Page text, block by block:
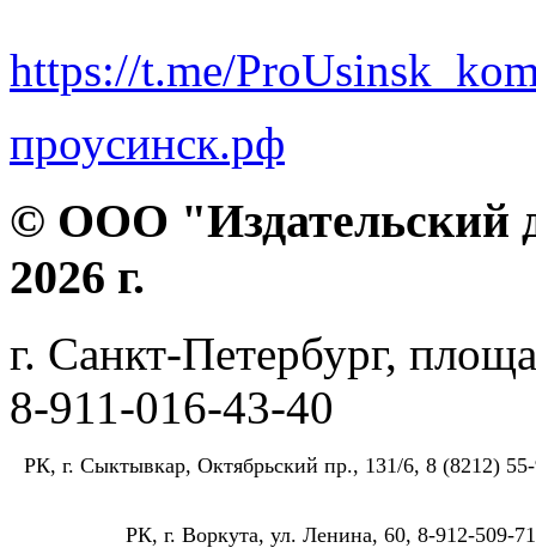
https://t.me/
проусинск.рф
© ООО "Издательский
2026 г.
г. Санкт-Петербург,
8-911-016-43-40
РК, г. Сыктывкар, Октябрьский пр., 131/6, 8 (8212)
РК, г. Воркута, ул. Ленина, 60, 8-912-509-